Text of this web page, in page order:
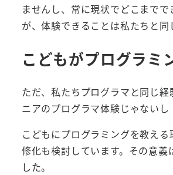
ませんし、常に現状でどこまで
が、体験できることは私たちと同
こどもがプログラミ
ただ、私たちプログラマと同じ
ニアのプログラマ体験じゃない
こどもにプログラミングを教え
修化も検討しています。その意
した。